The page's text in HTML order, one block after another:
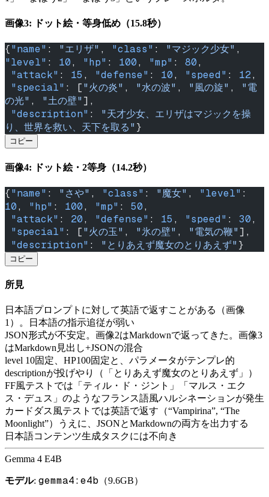
画像3: ドット絵・等身低め（15.8秒）
{"name" : "エリザ" , "class" : "マジック少女"
"level" : 10, "hp" : 100, "mp" : 80,
"attack" : 15 , "defense" : 10, "speed" : 12,
"special" : ["火の炎" , "水の波" , "風の旋" , "電
の光" , "土の壁"],
"description" : "天才少女、エリザはマジックを操
り、世界を救い、天下を取る" }
コピー
画像4: ドット絵・2等身（14.2秒）
{"name" : "さや" , "class" : "魔女" , "level"
10, "hp" : 100, "mp" : 50,
"attack" : 20, "defense" : 15 , "speed" : 30,
"special" : ["火の玉" , "氷の壁" , "電気の鞭"],
"description" : "とりあえず魔女のとりあえず" }
コピー
所見
日本語プロンプトに対して英語で返すことがある（画像
1）。日本語の指示追従が弱い
JSON形式が不安定。画像2はMarkdownで返ってきた。画像3
はMarkdown見出し+JSONの混合
level 10固定、HP100固定と、パラメータがテンプレ的
descriptionが投げやり（「とりあえず魔女のとりあえず」）
FF風テストでは「ティル・ド・ジント」「マルス・エク
ス・デュス」のようなフランス語風ハルシネーションが発生
カードダス風テストでは英語で返す（“Vampirina”, “The
Moonlight”）うえに、JSONとMarkdownの両方を出力する
日本語コンテンツ生成タスクには不向き
Gemma 4 E4B
モデル: gemma4:e4b （9.6GB）